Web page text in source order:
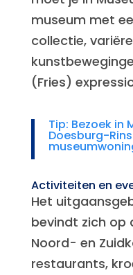
museum met
collectie,
(Fries)
Tip: Bezoek in
Doesburg-
Activiteiten en
Het
bevindt zich op
Noord- en
restaurants,